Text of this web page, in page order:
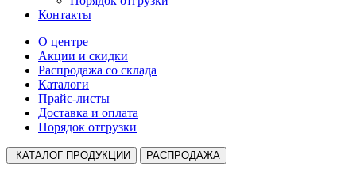
Контакты
О центре
Акции и скидки
Распродажа со склада
Каталоги
Прайс-листы
Доставка и оплата
Порядок отгрузки
КАТАЛОГ ПРОДУКЦИИ РАСПРОДАЖА